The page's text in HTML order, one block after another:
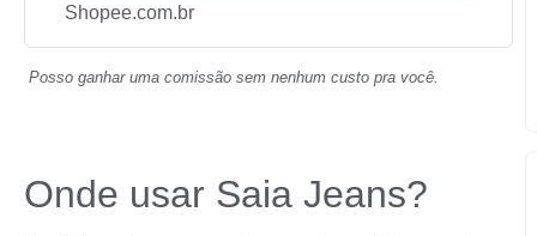
Shopee.com.br
Posso ganhar uma comissão sem nenhum custo pra você.
Onde usar Saia Jeans?